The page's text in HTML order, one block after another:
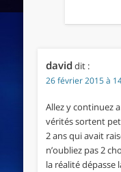
david dit :
26 février 2015 à
Allez y continuez
vérités sortent
2 ans qui avait
n’oubliez pas 2
la réalité dépasse